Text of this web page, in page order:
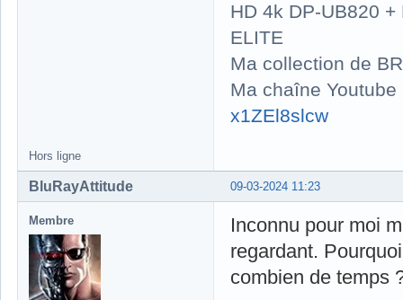
HD 4k DP-UB820
ELITE
Ma collection de
Ma chaîne
x1ZEl8slcw
Hors ligne
09-03-2024 11:23
BluRayAttitude
Membre
Inconnu pour moi
regardant.
combien de temps